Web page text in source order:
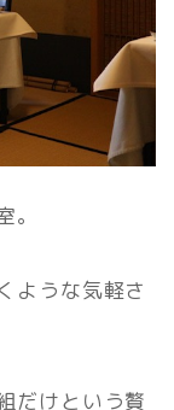
ような気軽さ
だけという贅